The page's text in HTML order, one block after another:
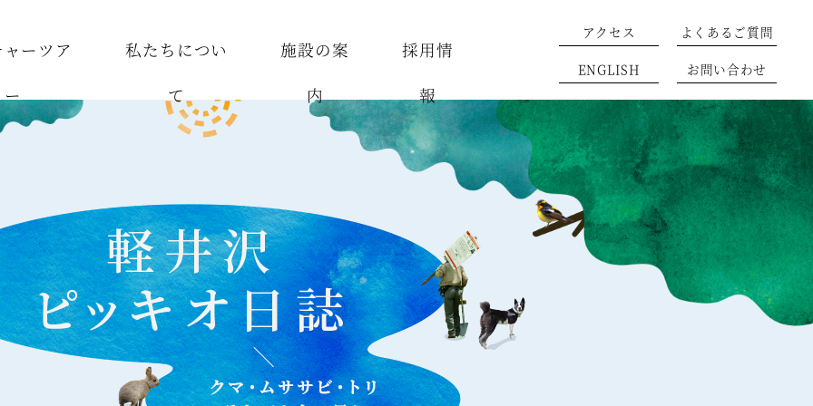
ーツア
ー
私たちについ
て
施設の案
内
採用情
報
アクセス よくあるご質問
ENGLISH お問い合わせ